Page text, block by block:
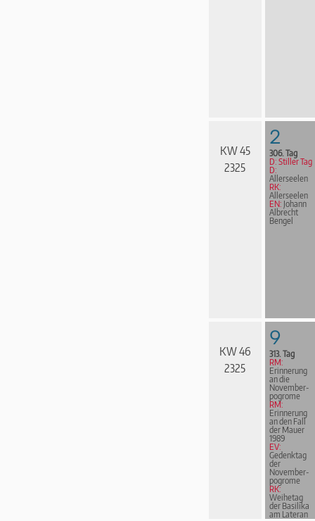
KW 45
2325
2
306. Tag
D: Stiller Tag
D:
Allerseelen
RK:
Allerseelen
EN: Johann
Albrecht
Bengel
KW 46
2325
9
313. Tag
RM:
Erinnerung
an die
November­
pogrome
RM:
Erinnerung
an den Fall
der Mauer
1989
EV:
Gedenktag
der
November­
pogrome
RK:
Weihetag
der Basilika
am Lateran